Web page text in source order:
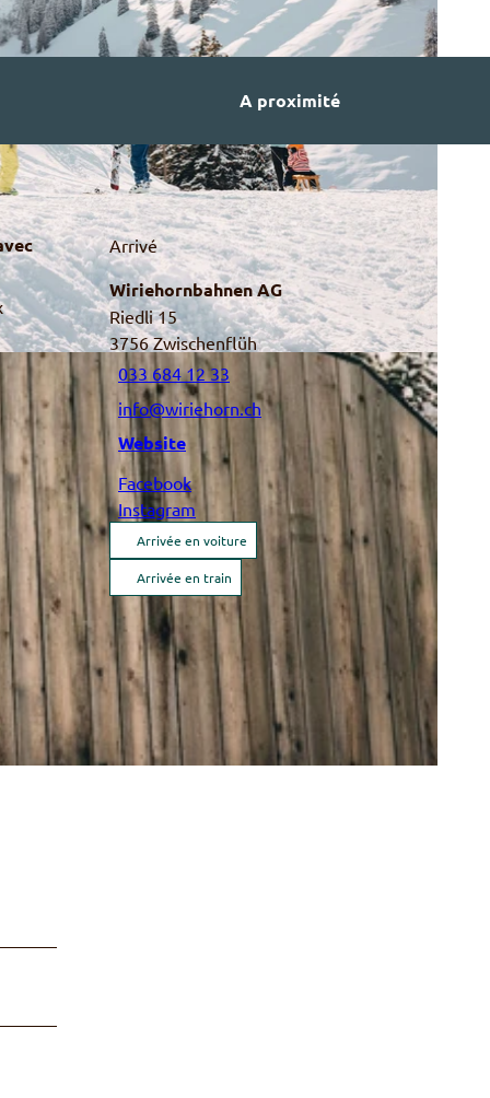
A proximité
Arrivé
Wiriehornbahnen AG
Riedli 15
3756Zwischenflüh
033 684 12 33
info@wiriehorn.ch
Website
Facebook
Instagram
Arrivée en voiture
Arrivée en train